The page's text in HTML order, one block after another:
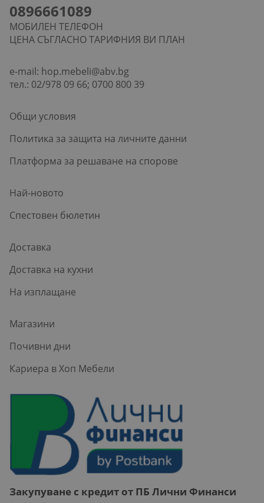
0896661089
МОБИЛЕН ТЕЛЕФОН
ЦЕНА СЪГЛАСНО ТАРИФНИЯ ВИ ПЛАН
e-mail: hop.mebeli@abv.bg
тел.: 02/978 09 66; 0700 800 39
Общи условия
Политика за защита на личните данни
Платформа за решаване на спорове
Най-новото
Спестовен бюлетин
Доставка
Доставка на кухни
На изплащане
Магазини
Почивни дни
Кариера в Хоп Мебели
Закупуване с кредит от ПБ Лични Финанси